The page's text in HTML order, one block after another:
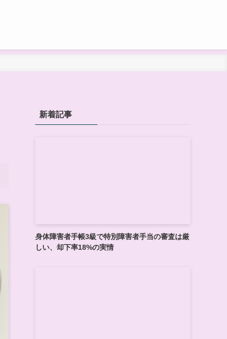
新着記事
身体障害者手帳3級で特別障害者手当の審査は厳
しい、却下率18%の実情